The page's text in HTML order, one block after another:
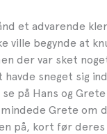
et advarende
ville begynde at
der var sket
sneget sig
på Hans og
Grete om
på, kort før